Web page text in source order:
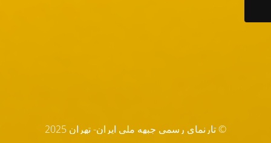
© تارنماي رسمي جبهه ملي ايران- تهران 2025